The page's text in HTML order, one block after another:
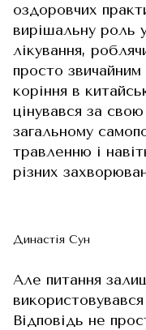
оздоровчих
вирішальну роль
лікування,
просто
коріння в
цінувався за
загальному
травленню і
різних
Династія Сун
Але питання
Відповідь не